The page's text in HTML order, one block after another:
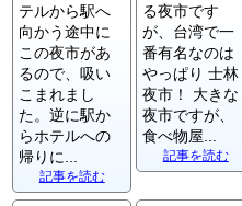
テルから駅へ
向かう途中に
この夜市があ
るので、吸い
こまれまし
た。逆に駅か
らホテルへの
帰りに...
記事を読む
る夜市です
が、台湾で一
番有名なのは
やっぱり 士林
夜市！ 大きな
夜市ですが、
食べ物屋...
記事を読む